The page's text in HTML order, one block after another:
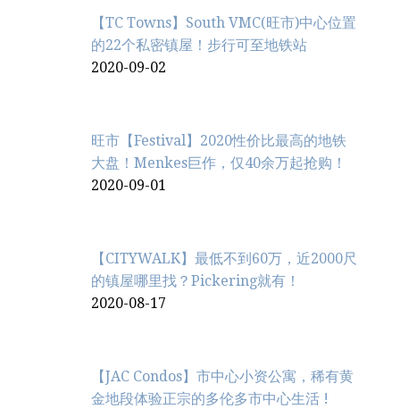
【TC Towns】South VMC(旺市)中心位置
的22个私密镇屋！步行可至地铁站
2020-09-02
旺市【Festival】2020性价比最高的地铁
大盘！Menkes巨作，仅40余万起抢购！
2020-09-01
【CITYWALK】最低不到60万，近2000尺
的镇屋哪里找？Pickering就有！
2020-08-17
【JAC Condos】市中心小资公寓，稀有黄
金地段体验正宗的多伦多市中心生活 !